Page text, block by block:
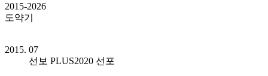
2015-2026
도약기
2015. 07
선보 PLUS2020 선포